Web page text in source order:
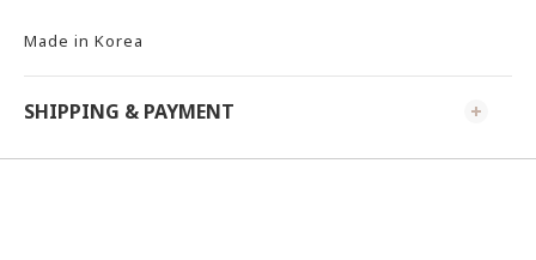
Made in Korea
SHIPPING & PAYMENT